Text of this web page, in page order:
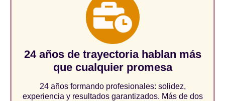
24 años de trayectoria hablan más
que cualquier promesa
24 años formando profesionales: solidez,
experiencia y resultados garantizados. Más de dos